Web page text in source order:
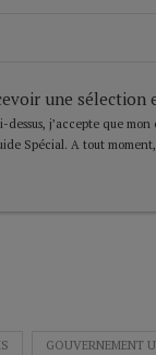
une
j’accepte que
Spécial. A tout
GOUVERNEMENT